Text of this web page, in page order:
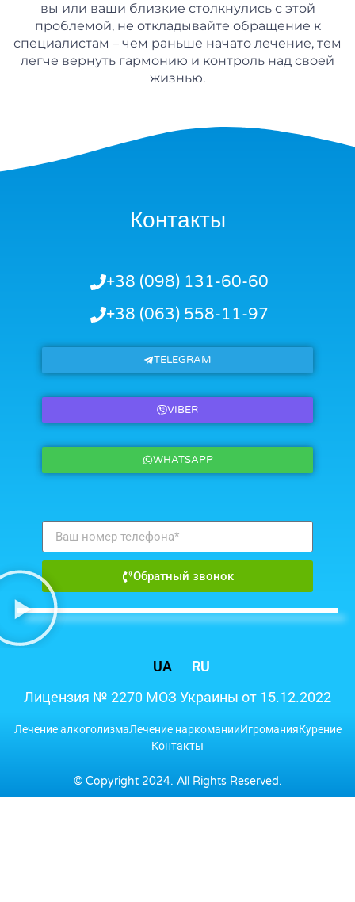
вы или ваши близкие столкнулись с этой
проблемой, не откладывайте обращение к
специалистам – чем раньше начато лечение, тем
легче вернуть гармонию и контроль над своей
жизнью.
Контакты
+38 (098) 131-60-60
+38 (063) 558-11-97
TELEGRAM
VIBER
WHATSAPP
Обратный звонок
Лицензия № 2270 МОЗ Украины от 15.12.2022
UA RU
© Copyright 2024. All Rights Reserved.
Лечение алкоголизмаЛечение наркоманииИгроманияКурение
Контакты